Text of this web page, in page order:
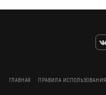
ГЛАВНАЯ ПРАВИЛА ИСПОЛЬЗОВАНИЯ